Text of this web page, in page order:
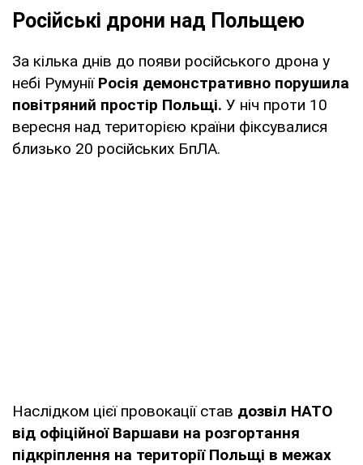
Російські дрони над Польщею
За кілька днів до появи російського дрона у
небі Румунії Росія демонстративно порушила
повітряний простір Польщі. У ніч проти 10
вересня над територією країни фіксувалися
близько 20 російських БпЛА.
Наслідком цієї провокації став дозвіл НАТО
від офіційної Варшави на розгортання
підкріплення на території Польщі в межах